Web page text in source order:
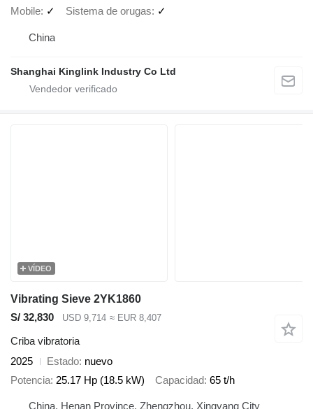
Mobile ✓ Sistema de orugas ✓
China
Shanghai Kinglink Industry Co Ltd
VÍDEO
Vibrating Sieve 2YK1860
S/ 32,830
USD 9,714 ≈ EUR 8,407
Criba vibratoria
2025
Estado nuevo
Potencia 25.17 Hp (18.5 kW) Capacidad 65 t/h
China, Henan Province, Zhengzhou, Xingyang City